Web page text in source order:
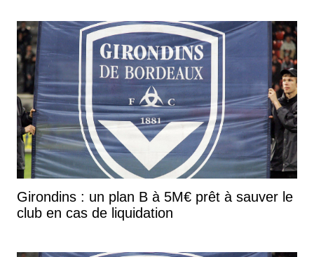
Girondins : un plan B à 5M€ prêt à sauver le
club en cas de liquidation